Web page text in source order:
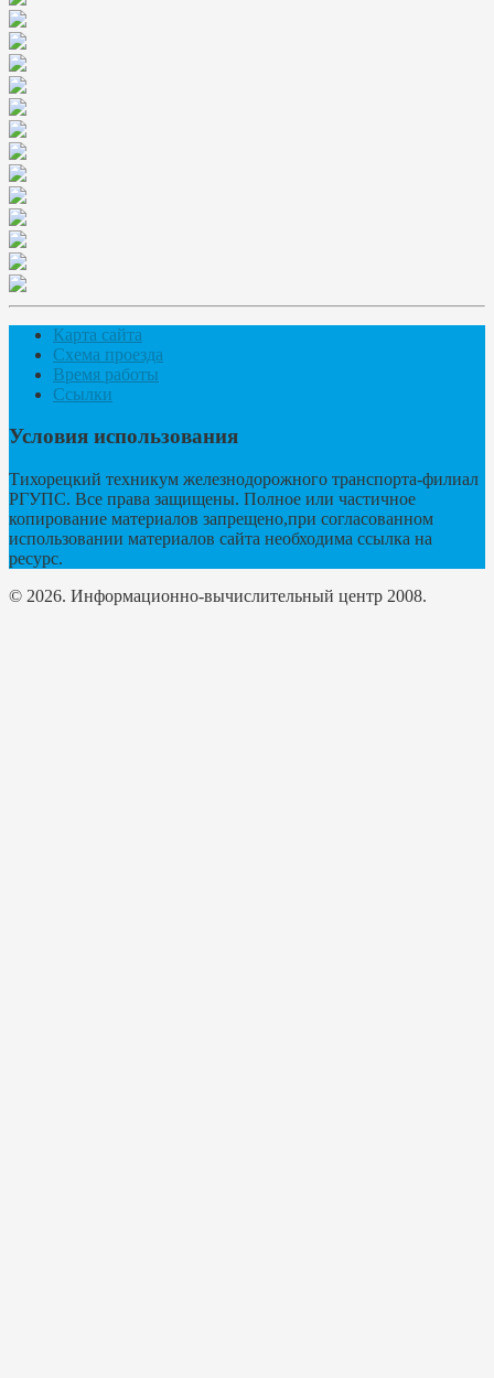
Карта сайта
Схема проезда
Время работы
Ссылки
Условия использования
Тихорецкий техникум железнодорожного транспорта-филиал
РГУПС. Все права защищены. Полное или частичное
копирование материалов запрещено,при согласованном
использовании материалов сайта необходима ссылка на
ресурс.
© 2026. Информационно-вычислительный центр 2008.